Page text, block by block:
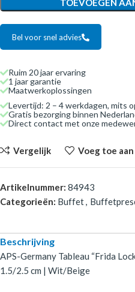
TOEVOEGEN
Bel voor snel advies
Ruim 20 jaar ervaring
1 jaar garantie
Maatwerkoplossingen
Levertijd: 2 – 4 werkdagen, mits
Gratis bezorging binnen
Direct contact met onze
Vergelijk Voeg toe
Artikelnummer: 84943
Categorieën: Buffet,
Beschrijving
APS-Germany Tableau “Frida
1.5/2.5 cm | Wit/Beige